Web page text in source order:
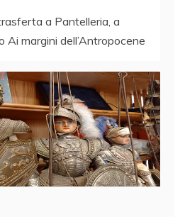
a Pantelleria, a
Ai margini dell’Antropocene